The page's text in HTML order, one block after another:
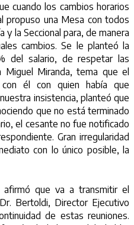
cuando los cambios horarios
propuso una Mesa con todos
y la Seccional para, de manera
cambios. Se le planteó la
del salario, de respetar las
Miranda, tema que el
él con quien había que
insistencia, planteó que
que no está terminado
el cesante no fue notificado
Gran irregularidad
con lo único posible, la
afirmó que va a transmitir el
Bertoldi, Director Ejecutivo
de estas reuniones.